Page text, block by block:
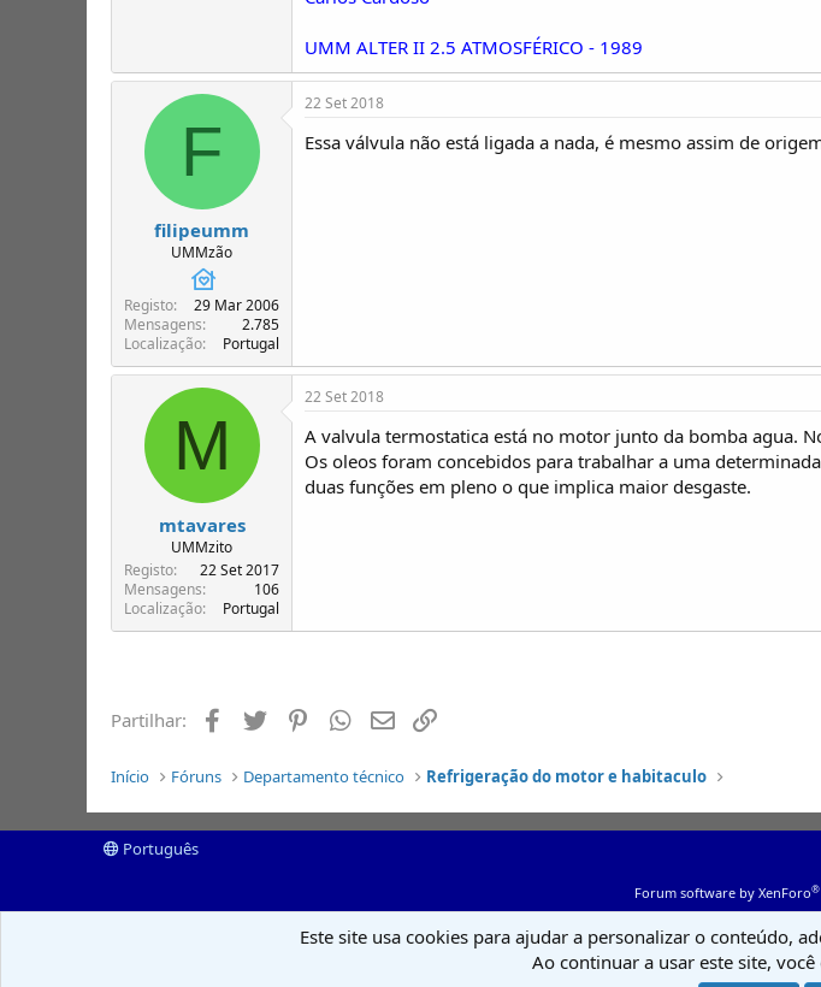
UMM ALTER II 2.5 ATMOSFÉRICO - 1989
F
filipeumm
UMMzão
Registo
29 Mar 2006
Mensagens
2.785
Localização
Portugal
22 Set 2018
Essa válvula não está ligada a nada, é mesmo assim de
M
mtavares
UMMzito
Registo
22 Set 2017
Mensagens
106
Localização
Portugal
22 Set 2018
A valvula termostatica está no motor junto da bomba agua.
Os oleos foram concebidos para trabalhar a uma
duas funções em pleno o que implica maior desgaste.
Partilhar: Facebook
Twitter PinterestWhatsapp
Email
Início Fóruns Departamento técnico Refrigeração do motor e habitaculo
Português
Forum software by XenForo®
Este site usa cookies para ajudar a personalizar o conteúdo,
Ao continuar a usar este site,